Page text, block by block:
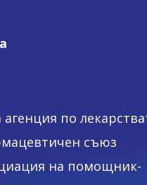
по
съюз
на помощник-